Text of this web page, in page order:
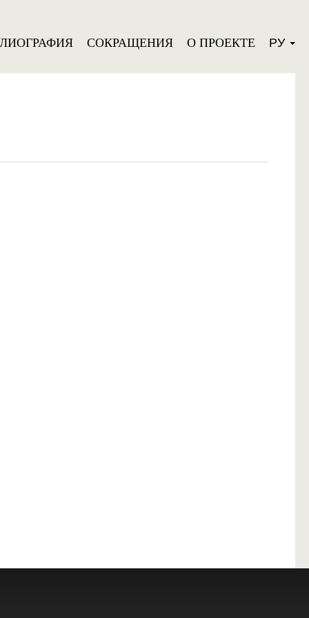
СОКРАЩЕНИЯ О ПРОЕКТЕ РУ